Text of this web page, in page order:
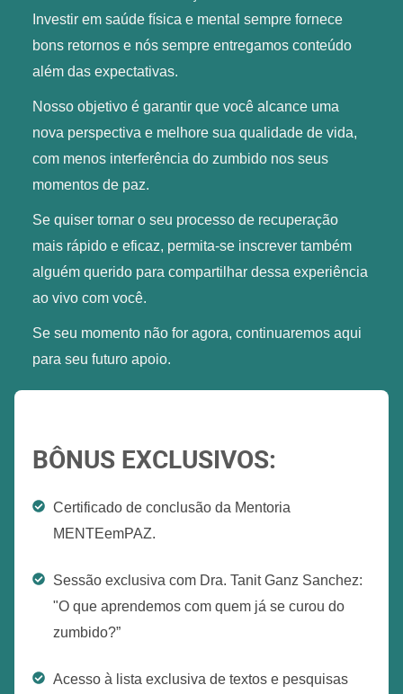
Investir em saúde física e mental sempre fornece
bons retornos e nós sempre entregamos conteúdo
além das expectativas.
Nosso objetivo é garantir que você alcance uma
nova perspectiva e melhore sua qualidade de vida,
com menos interferência do zumbido nos seus
momentos de paz.
Se quiser tornar o seu processo de recuperação
mais rápido e eficaz, permita-se inscrever também
alguém querido para compartilhar dessa experiência
ao vivo com você.
Se seu momento não for agora, continuaremos aqui
para seu futuro apoio.
BÔNUS EXCLUSIVOS:
Certificado de conclusão da Mentoria
MENTEemPAZ.
Sessão exclusiva com Dra. Tanit Ganz Sanchez:
"O que aprendemos com quem já se curou do
zumbido?”
Acesso à lista exclusiva de textos e pesquisas